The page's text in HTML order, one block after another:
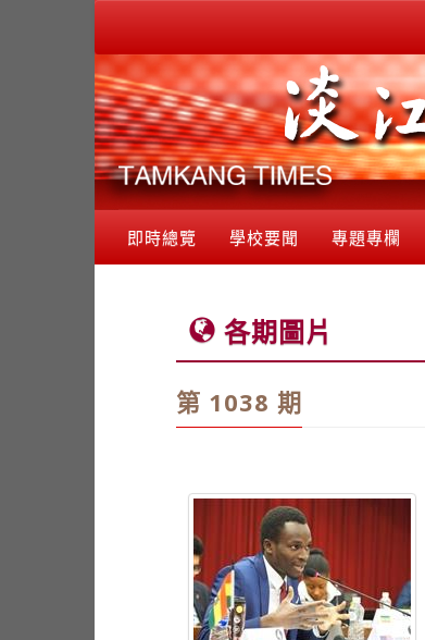
即時總覽 學校要聞 專題專欄
各期圖片
第 1038 期